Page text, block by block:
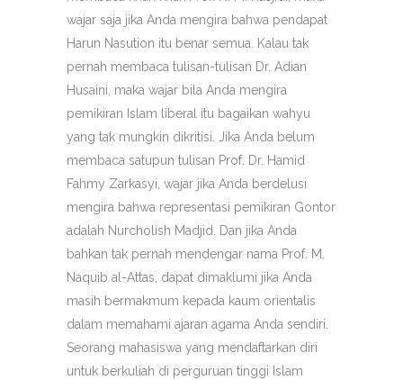
wajar saja jika Anda mengira bahwa pendapat
Harun Nasution itu benar semua. Kalau tak
pernah membaca tulisan-tulisan Dr. Adian
Husaini, maka wajar bila Anda mengira
pemikiran Islam liberal itu bagaikan wahyu
yang tak mungkin dikritisi. Jika Anda belum
membaca satupun tulisan Prof. Dr. Hamid
Fahmy Zarkasyi, wajar jika Anda berdelusi
mengira bahwa representasi pemikiran Gontor
adalah Nurcholish Madjid. Dan jika Anda
bahkan tak pernah mendengar nama Prof. M.
Naquib al-Attas, dapat dimaklumi jika Anda
masih bermakmum kepada kaum orientalis
dalam memahami ajaran agama Anda sendiri.
Seorang mahasiswa yang mendaftarkan diri
untuk berkuliah di perguruan tinggi Islam